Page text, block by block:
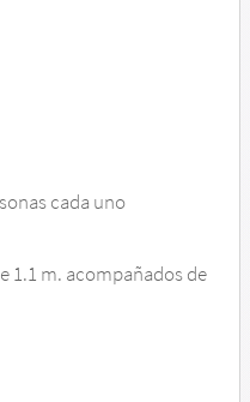
cada uno
1.1 m. acompañados de